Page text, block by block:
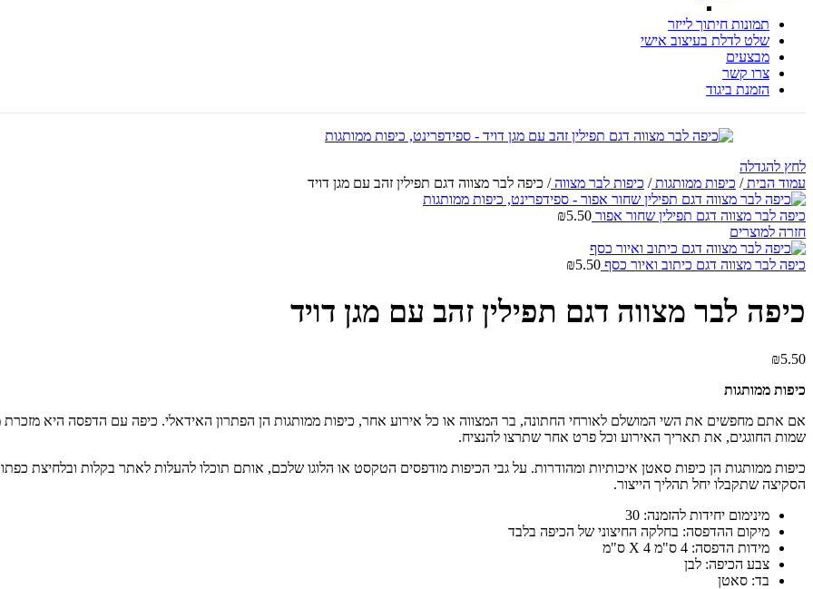
תמונות חיתוך לייזר
שלט לדלת בעיצוב אישי
מבצעים
צרו קשר
הזמנת ביגוד
לחץ להגדלה
עמוד הבית/ כיפות ממותגות/ כיפות לבר מצווה/ כיפה לבר מצווה דגם תפילין זהב עם מגן דויד
כיפה לבר מצווה דגם תפילין שחור אפור ₪5.50
חזרה למוצרים
כיפה לבר מצווה דגם כיתוב ואיור כסף ₪5.50
כיפה לבר מצווה דגם תפילין זהב עם מגן דויד
₪5.50
כיפות ממותגות
אם אתם מחפשים את השי המושלם לאורחי החתונה, בר המצווה או כל אירוע אחר, כיפות ממותגות הן הפתרון האידאלי. כיפה עם הדפסה היא מזכרת
שמות החוגגים, את תאריך האירוע וכל פרט אחר שתרצו להנציח.
כיפות ממותגות הן כיפות סאטן איכותיות ומהודרות. על גבי הכיפות מודפסים הטקסט או הלוגו שלכם, אותם תוכלו להעלות לאתר בקלות ובלחיצת
הסקיצה שתקבלו יחל תהליך הייצור.
מינימום יחידות להזמנה: 30
מיקום ההדפסה: בחלקה החיצוני של הכיפה בלבד
מידות הדפסה: 4 ס"מ X 4 ס"מ
צבע הכיפה: לבן
בד: סאטן